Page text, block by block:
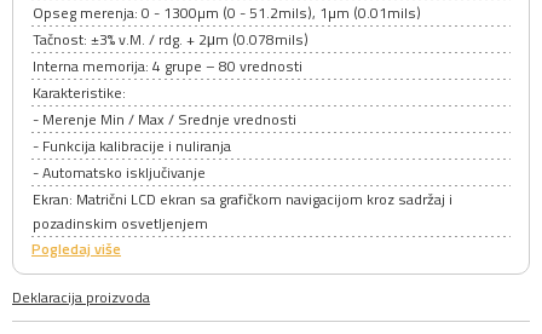
Opseg merenja: 0 - 1300µm (0 - 51.2mils), 1µm (0.01mils)
Tačnost: ±3% v.M. / rdg. + 2μm (0.078mils)
Interna memorija: 4 grupe – 80 vrednosti
Karakteristike:
- Merenje Min / Max / Srednje vrednosti
- Funkcija kalibracije i nuliranja
- Automatsko isključivanje
Ekran: Matrični LCD ekran sa grafičkom navigacijom kroz sadržaj i
pozadinskim osvetljenjem
Pogledaj više
Deklaracija proizvoda